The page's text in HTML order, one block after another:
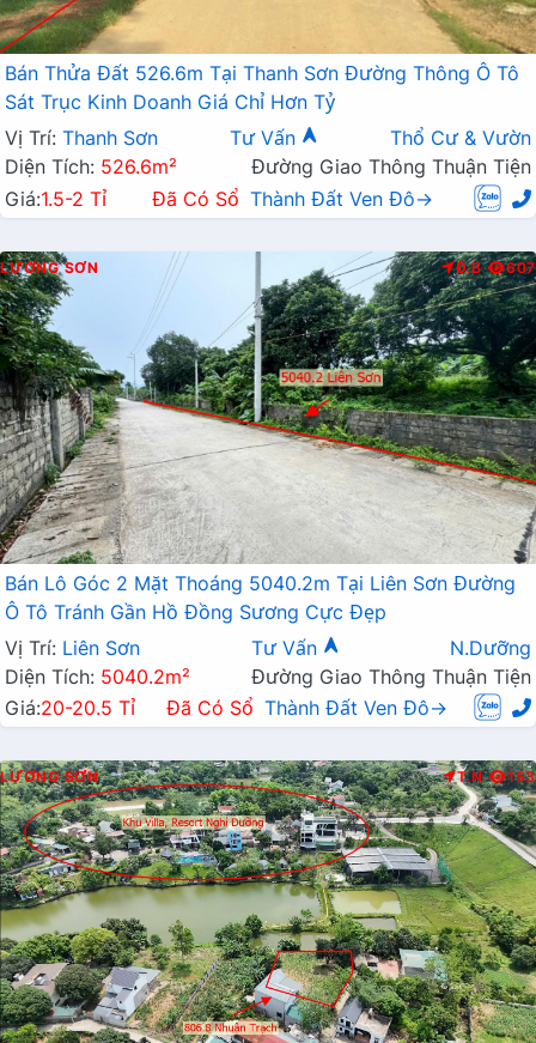
Bán Thửa Đất 526.6m Tại Thanh Sơn Đường Thông Ô Tô
Sát Trục Kinh Doanh Giá Chỉ Hơn Tỷ
Vị Trí: Thanh Sơn Tư Vấn
Thổ Cư & Vườn
Diện Tích: 526.6m²
Đường Giao Thông Thuận Tiện
Giá:1.5-2 Tỉ Đã Có Sổ Thành Đất Ven Đô→
LƯƠNG SƠN Đ.B 607
Bán Lô Góc 2 Mặt Thoáng 5040.2m Tại Liên Sơn Đường
Ô Tô Tránh Gần Hồ Đồng Sương Cực Đẹp
Vị Trí: Liên Sơn Tư Vấn
N.Dưỡng
Diện Tích: 5040.2m²
Đường Giao Thông Thuận Tiện
Giá:20-20.5 Tỉ Đã Có Sổ Thành Đất Ven Đô→
LƯƠNG SƠN T.N 153